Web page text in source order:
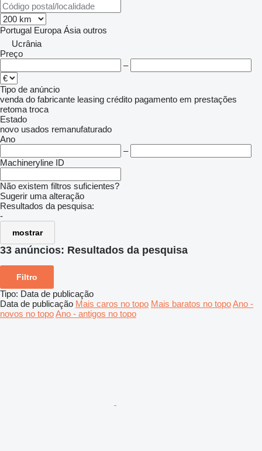
Portugal Europa Ásia outros
Ucrânia
Preço
–
Tipo de anúncio
venda do fabricante leasing crédito pagamento em prestações
retoma troca
Estado
novo usados remanufaturado
Ano
–
Machineryline ID
Não existem filtros suficientes?
Sugerir uma alteração
Resultados da pesquisa:
-
mostrar
33 anúncios: Resultados da pesquisa
Filtro
Tipo: Data de publicação
Data de publicação Mais caros no topo Mais baratos no topoAno -
novos no topoAno - antigos no topo